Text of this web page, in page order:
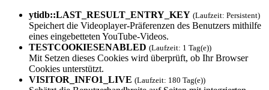
ytidb::LAST_RESULT_ENTRY_KEY (Laufzeit: Persistent)
Speichert die Videoplayer-Präferenzen des Benutzers mithilfe
eines eingebetteten YouTube-Videos.
TESTCOOKIESENAB­LED (Laufzeit: 1 Tag(e))
Mit Setzen dieses Cookies wird überprüft, ob Ihr Browser
Cookies unterstützt.
VISITOR_INFO1_L­IVE (Laufzeit: 180 Tag(e))